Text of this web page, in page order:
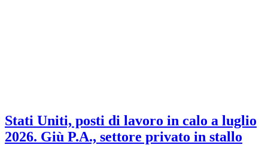
Stati Uniti, posti di lavoro in calo a luglio
2026. Giù P.A., settore privato in stallo